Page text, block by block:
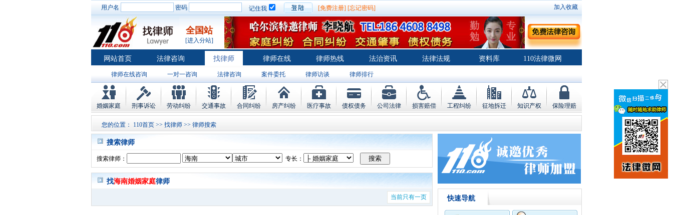
用户名 密码 记住我 [免费注册] [忘记密码] 加入收藏
全国站
[进入分站]
网站首页 法律咨询 找律师 律师在线 律师热线 法治资讯 法律法规 资料库 110法律微网
律师在线咨询 一对一咨询 法律咨询 案件委托 律师访谈 律师排行
婚姻家庭 刑事诉讼 劳动纠纷 交通事故 合同纠纷 房产纠纷 医疗事故 债权债务 公司法律 损害赔偿 工程纠纷 征地拆迁 知识产权 保险理赔
您的位置： 110首页 >> 找律师 >> 律师搜索
搜索律师
搜索律师： 专长：
找海南婚姻家庭律师
当前只有一页 快速导航